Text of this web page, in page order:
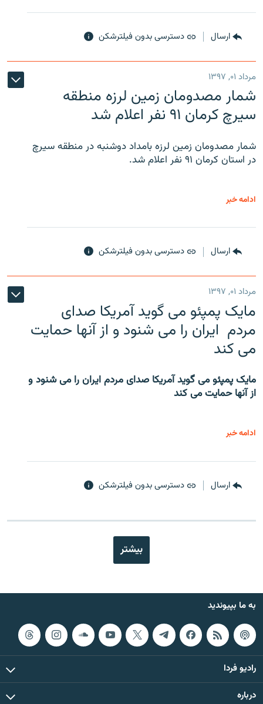
ارسال دسترسی بدون فیلترشکن
مرداد ۰۱, ۱۳۹۷
شمار مصدومان زمین لرزه منطقه
سیرچ کرمان ۹۱ نفر اعلام شد
شمار مصدومان زمین لرزه بامداد دوشنبه در منطقه سیرچ
در استان کرمان ۹۱ نفر اعلام شد.
ادامه خبر
ارسال دسترسی بدون فیلترشکن
مرداد ۰۱, ۱۳۹۷
مایک پمپئو می گوید آمریکا صدای
مردم ایران را می شنود و از آنها حمایت
می کند
مایک پمپئو می گوید آمریکا صدای مردم ایران را می شنود و
از آنها حمایت می کند
ادامه خبر
ارسال دسترسی بدون فیلترشکن
بیشتر
به ما بپیوندید
رادیو فردا
درباره